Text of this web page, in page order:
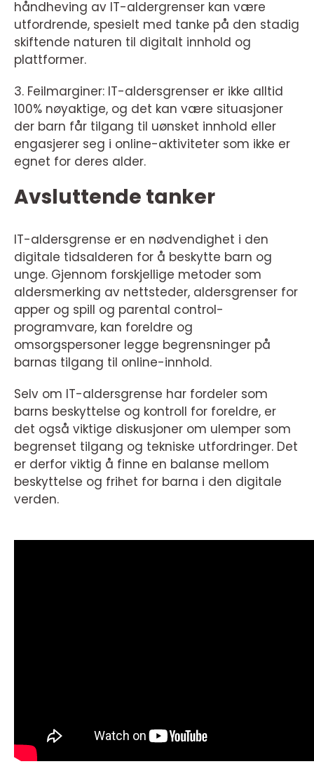
håndheving av IT-aldergrenser kan være
utfordrende, spesielt med tanke på den stadig
skiftende naturen til digitalt innhold og
plattformer.
3. Feilmarginer: IT-aldersgrenser er ikke alltid
100% nøyaktige, og det kan være situasjoner
der barn får tilgang til uønsket innhold eller
engasjerer seg i online-aktiviteter som ikke er
egnet for deres alder.
Avsluttende tanker
IT-aldersgrense er en nødvendighet i den
digitale tidsalderen for å beskytte barn og
unge. Gjennom forskjellige metoder som
aldersmerking av nettsteder, aldersgrenser for
apper og spill og parental control-
programvare, kan foreldre og
omsorgspersoner legge begrensninger på
barnas tilgang til online-innhold.
Selv om IT-aldersgrense har fordeler som
barns beskyttelse og kontroll for foreldre, er
det også viktige diskusjoner om ulemper som
begrenset tilgang og tekniske utfordringer. Det
er derfor viktig å finne en balanse mellom
beskyttelse og frihet for barna i den digitale
verden.